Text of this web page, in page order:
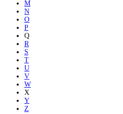
M
N
O
P
Q
R
S
T
U
V
W
X
Y
Z